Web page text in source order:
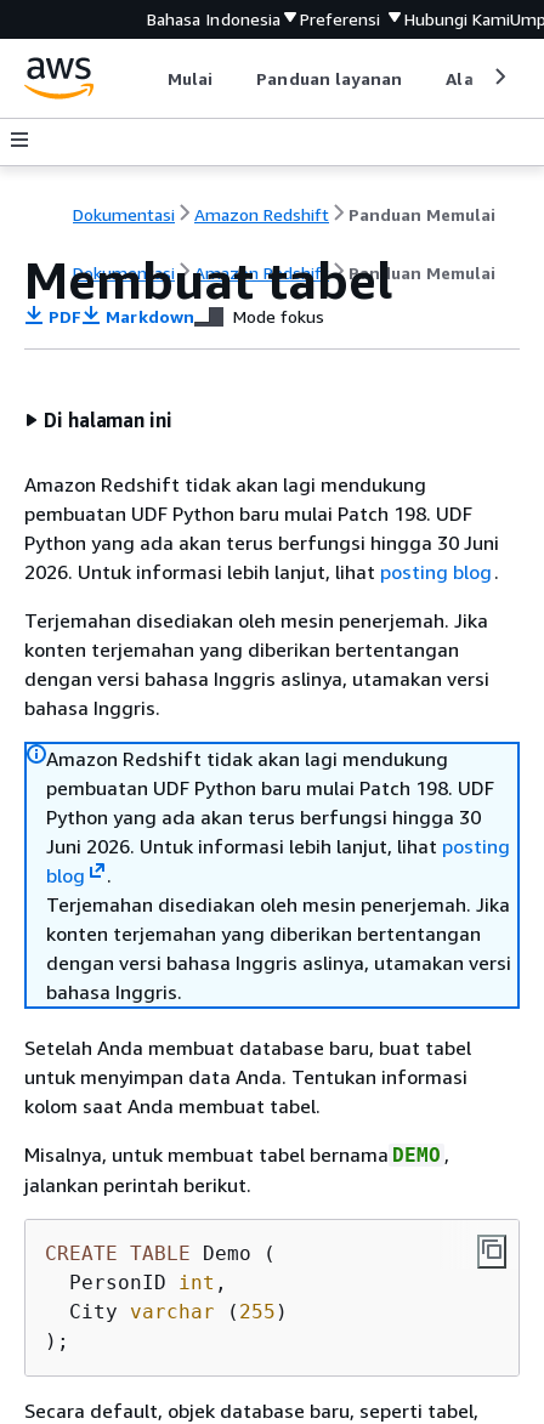
Bahasa Indonesia Preferensi Hubungi Kami
Mulai Panduan layanan Alat
Dokumentasi Amazon Redshift Panduan Memulai
Dokumentasi Amazon Redshift Panduan Memulai
Membuat tabel
PDF Markdown Mode fokus
Di halaman ini
Amazon Redshift tidak akan lagi mendukung
pembuatan UDF Python baru mulai Patch 198. UDF
Python yang ada akan terus berfungsi hingga 30 Juni
2026. Untuk informasi lebih lanjut, lihat posting blog .
Terjemahan disediakan oleh mesin penerjemah. Jika
konten terjemahan yang diberikan bertentangan
dengan versi bahasa Inggris aslinya, utamakan versi
bahasa Inggris.
Amazon Redshift tidak akan lagi mendukung
pembuatan UDF Python baru mulai Patch 198. UDF
Python yang ada akan terus berfungsi hingga 30
Juni 2026. Untuk informasi lebih lanjut, lihat posting
blog
.
Terjemahan disediakan oleh mesin penerjemah. Jika
konten terjemahan yang diberikan bertentangan
dengan versi bahasa Inggris aslinya, utamakan versi
bahasa Inggris.
Setelah Anda membuat database baru, buat tabel
untuk menyimpan data Anda. Tentukan informasi
kolom saat Anda membuat tabel.
Misalnya, untuk membuat tabel bernama DEMO ,
jalankan perintah berikut.
CREATE TABLE Demo (
  PersonID
int ,
  City
varchar ( 255 )
);
Secara default, objek database baru, seperti tabel,